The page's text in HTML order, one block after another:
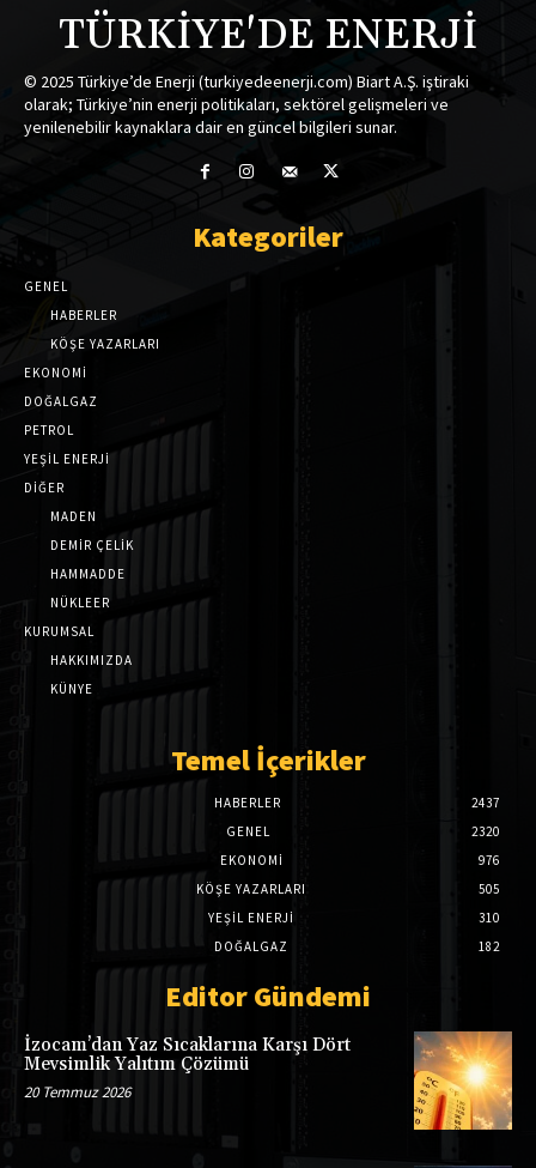
TÜRKİYE'DE ENERJİ
© 2025 Türkiye’de Enerji (turkiyedeenerji.com) Biart A.Ş. iştiraki
olarak; Türkiye’nin enerji politikaları, sektörel gelişmeleri ve
yenilenebilir kaynaklara dair en güncel bilgileri sunar.
Kategoriler
GENEL
HABERLER
KÖŞE YAZARLARI
EKONOMİ
DOĞALGAZ
PETROL
YEŞİL ENERJİ
DİĞER
MADEN
DEMİR ÇELİK
HAMMADDE
NÜKLEER
KURUMSAL
HAKKIMIZDA
KÜNYE
Temel İçerikler
HABERLER
2437
GENEL
2320
EKONOMI
976
KÖŞE YAZARLARI
505
YEŞİL ENERJİ
310
DOĞALGAZ
182
Editor Gündemi
İzocam’dan Yaz Sıcaklarına Karşı Dört
Mevsimlik Yalıtım Çözümü
20 Temmuz 2026